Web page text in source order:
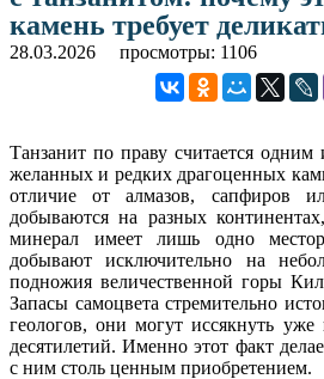
камень требует
28.03.2026 просмотры: 1106
Танзанит по праву считается
желанных и редких драгоценных
отличие от алмазов, сапфиров
добываются на разных
минерал имеет лишь одно
добывают исключительно на
подножия величественной горы
Запасы самоцвета стремительно
геологов, они могут иссякнуть
десятилетий. Именно этот факт
с ним столь ценным приобретением.